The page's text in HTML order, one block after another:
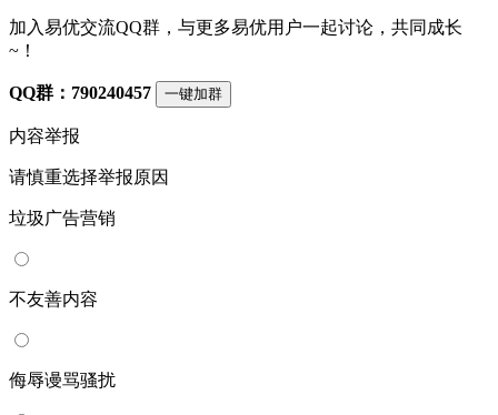
加入易优交流QQ群，与更多易优用户一起讨论，共同成长
~！
QQ群：790240457 一键加群
内容举报
请慎重选择举报原因
垃圾广告营销
不友善内容
侮辱谩骂骚扰